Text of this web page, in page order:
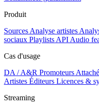
Produit
Sources Analyse artistes
sociaux Playlists API Audio
Cas d'usage
DA / A&R Promoteurs
Artistes Éditeurs Licences &
Streaming